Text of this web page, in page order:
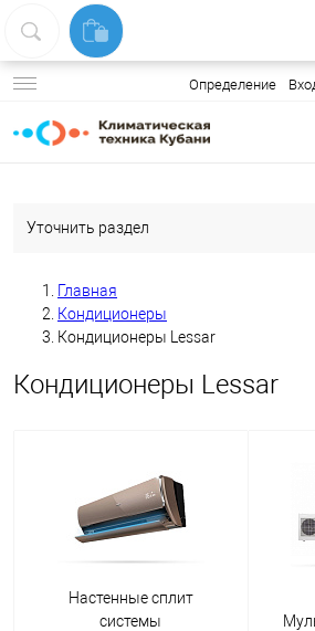
Определение
Уточнить раздел
Главная
Кондиционеры
Кондиционеры Lessar
Кондиционеры Lessar
Настенные сплит
системы